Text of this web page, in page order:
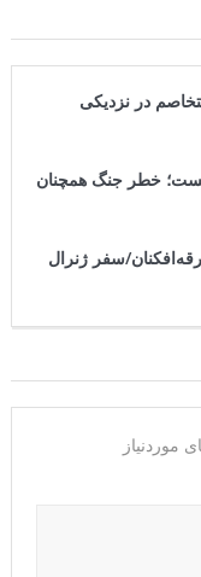
در نزدیکی
خطر جنگ همچنان
سفر ژنرال
موردنیاز